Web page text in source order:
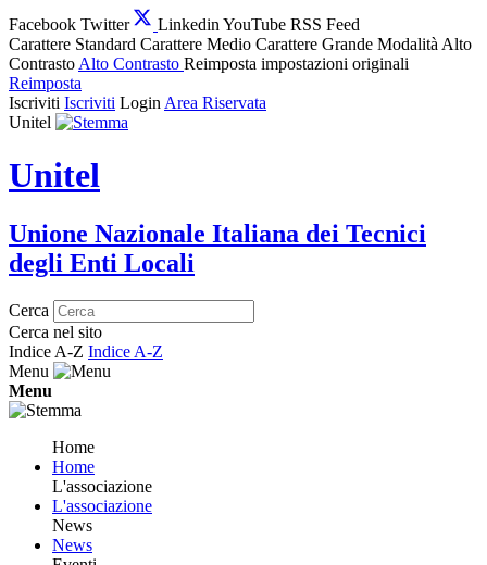
Facebook Twitter Linkedin YouTube RSS Feed
Carattere Standard Carattere Medio Carattere Grande Modalità Alto
Contrasto Alto Contrasto Reimposta impostazioni originali
Reimposta
Iscriviti Iscriviti Login Area Riservata
Unitel
Unitel
Unione Nazionale Italiana dei Tecnici
degli Enti Locali
Cerca
Cerca nel sito
Indice A-Z Indice A-Z
Menu
Menu
Home
Home
L'associazione
L'associazione
News
News